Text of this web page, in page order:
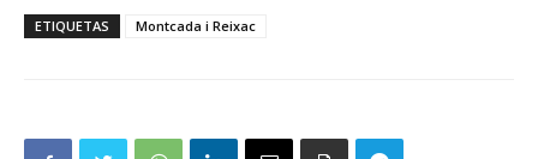
ETIQUETAS Montcada i Reixac